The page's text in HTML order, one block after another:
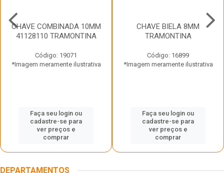
CHAVE COMBINADA 10MM
41128110 TRAMONTINA
Código: 19071
*Imagem meramente ilustrativa
Faça seu login ou
cadastre-se para
ver preços e
comprar
CHAVE BIELA 8MM
TRAMONTINA
Código: 16899
*Imagem meramente ilustrativa
Faça seu login ou
cadastre-se para
ver preços e
comprar
DEPARTAMENTOS